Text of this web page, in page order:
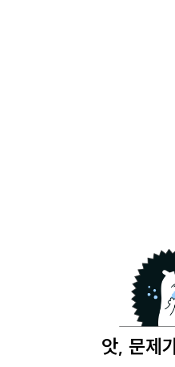
앗, 문제